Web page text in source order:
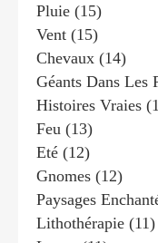
Pluie (15)
Vent (15)
Chevaux (14)
Géants Dans Les
Histoires Vraies
Feu (13)
Eté (12)
Gnomes (12)
Paysages
Lithothérapie (11)